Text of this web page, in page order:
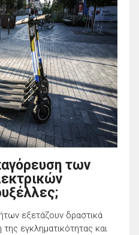
των
εξετάζουν δραστικά
της εγκληματικότητας και